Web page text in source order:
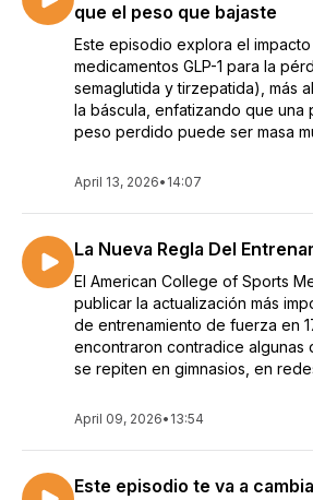
que el peso que bajaste
Este episodio explora el
medicamentos GLP-1 para la
semaglutida y tirzepatida), más
la báscula, enfatizando que una
peso perdido puede ser masa
April 13, 2026• 14:07
La Nueva Regla Del
El American College of Sports
publicar la actualización más
de entrenamiento de fuerza en
encontraron contradice algunas
se repiten en gimnasios, en
April 09, 2026• 13:54
Este episodio te va a